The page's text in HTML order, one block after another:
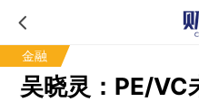
金融
吴晓灵：PE/VC